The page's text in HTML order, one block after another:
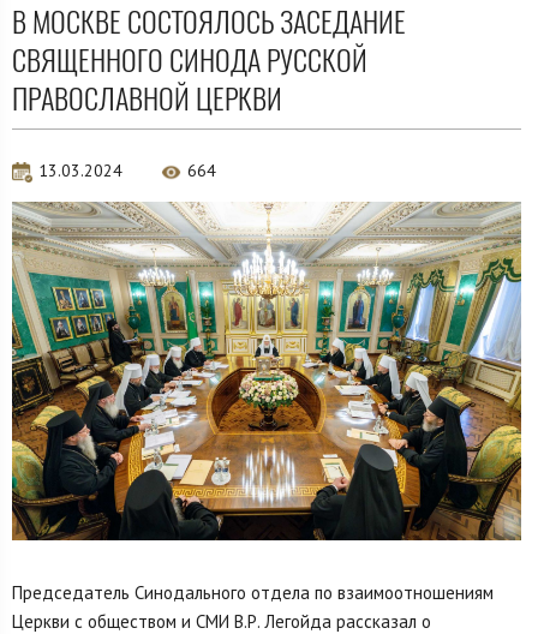
В МОСКВЕ СОСТОЯЛОСЬ ЗАСЕДАНИЕ
СВЯЩЕННОГО СИНОДА РУССКОЙ
ПРАВОСЛАВНОЙ ЦЕРКВИ
13.03.2024 664
Председатель Синодального отдела по взаимоотношениям
Церкви с обществом и СМИ В.Р. Легойда рассказал о